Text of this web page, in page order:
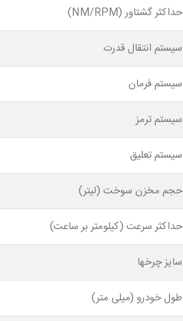
حداکثر گشتاور (NM/RPM)
سیستم انتقال قدرت
سیستم فرمان
سیستم ترمز
سیستم تعلیق
حجم مخزن سوخت (لیتر)
حداکثر سرعت (کیلومتر بر ساعت)
سایز چرخها
طول خودرو (میلی متر)